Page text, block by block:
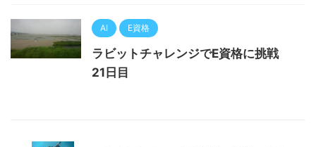
AI E資格
ラビットチャレンジでE資格に挑戦
21日目